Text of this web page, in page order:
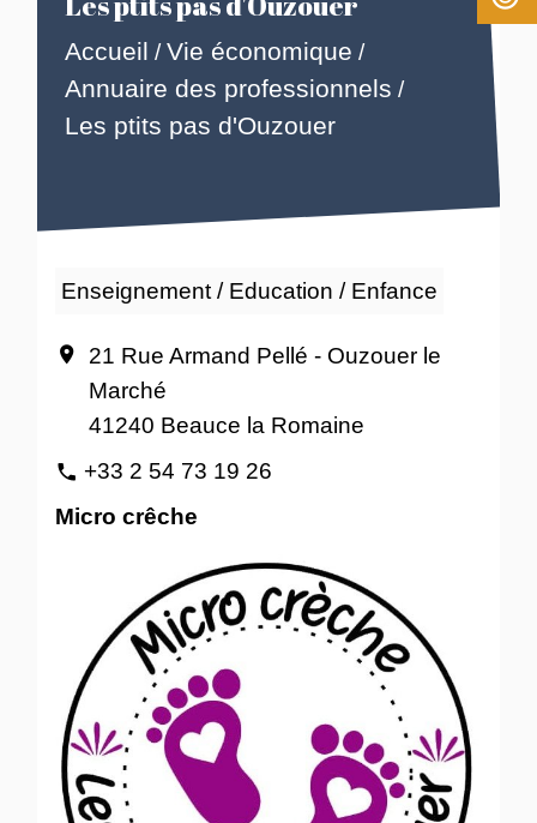
Accueil /Vie économique /
Annuaire des professionnels /
Les ptits pas d'Ouzouer
Enseignement / Education / Enfance
location_on
21 Rue Armand Pellé - Ouzouer le
Marché
41240 Beauce la Romaine
phone +33 2 54 73 19 26
Micro crêche